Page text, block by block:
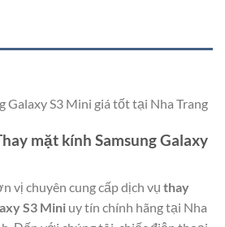
Galaxy S3 Mini giá tốt tại Nha Trang
mặt kính Samsung Galaxy
vị chuyên cung cấp dịch vụ thay
S3 Mini uy tín chính hãng tại Nha